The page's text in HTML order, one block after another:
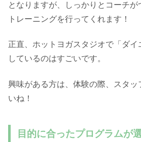
となりますが、しっかりとコーチ
トレーニングを行ってくれます！
正直、ホットヨガスタジオで「ダ
しているのはすごいです。
興味がある方は、体験の際、スタッ
いね！
目的に合ったプログラムが